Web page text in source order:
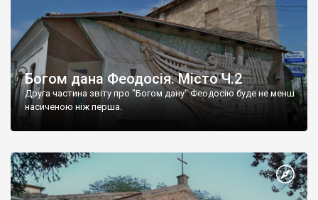
Богом дана Феодосія. Місто Ч.2
Друга частина звіту про "Богом дану" Феодосію буде не менш
насиченою ніж перша.